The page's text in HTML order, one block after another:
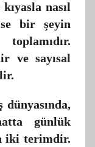
nasıl
bir şeyin
ve sayısal
günlük
iki terimdir.